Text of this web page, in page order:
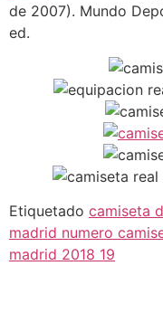
de 2007). Mundo
ed.
Etiquetado camiseta
madrid numero
madrid 2018 19